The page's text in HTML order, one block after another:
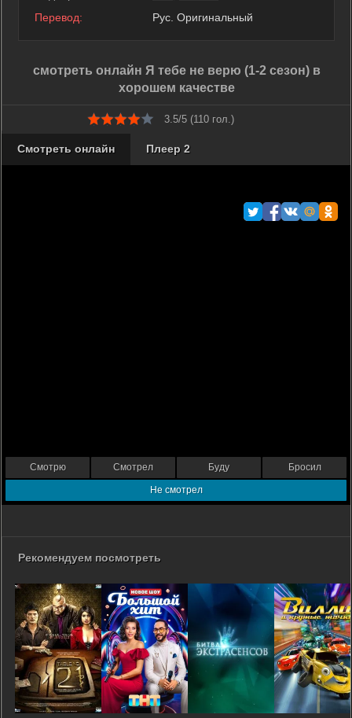
Перевод:
Рус. Оригинальный
смотреть онлайн Я тебе не верю (1-2 сезон) в
хорошем качестве
3.5/5 (110 гол.)
Смотреть онлайн Плеер 2
Смотрю Смотрел Буду Бросил
Не смотрел
Рекомендуем посмотреть